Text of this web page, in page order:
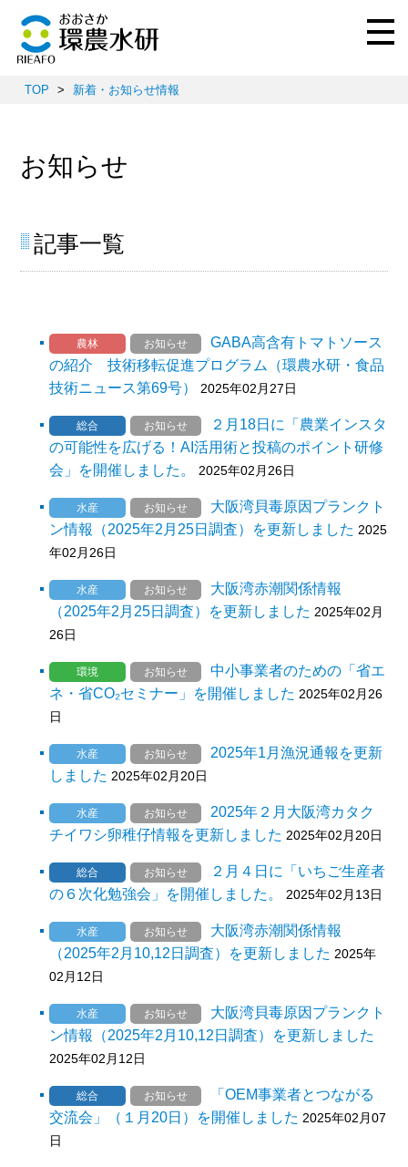
TOP > 新着・お知らせ情報
お知らせ
記事一覧
農林 お知らせ
GABA高含有トマトソース
の紹介 技術移転促進プログラム（環農水研・食品
技術ニュース第69号）
2025年02月27日
総合 お知らせ
２月18日に「農業インスタ
の可能性を広げる！AI活用術と投稿のポイント研修
会」を開催しました。
2025年02月26日
水産 お知らせ
大阪湾貝毒原因プランクト
ン情報（2025年2月25日調査）を更新しました 2025
年02月26日
水産 お知らせ
大阪湾赤潮関係情報
（2025年2月25日調査）を更新しました 2025年02月
26日
環境 お知らせ
中小事業者のための「省エ
ネ・省CO₂セミナー」を開催しました 2025年02月26
日
水産 お知らせ
2025年1月漁況通報を更新
しました 2025年02月20日
水産 お知らせ
2025年２月大阪湾カタク
チイワシ卵稚仔情報を更新しました 2025年02月20日
総合 お知らせ
２月４日に「いちご生産者
の６次化勉強会」を開催しました。
2025年02月13日
水産 お知らせ
大阪湾赤潮関係情報
（2025年2月10,12日調査）を更新しました 2025年
02月12日
水産 お知らせ
大阪湾貝毒原因プランクト
ン情報（2025年2月10,12日調査）を更新しました
2025年02月12日
総合 お知らせ
「OEM事業者とつながる
交流会」（１月20日）を開催しました 2025年02月07
日